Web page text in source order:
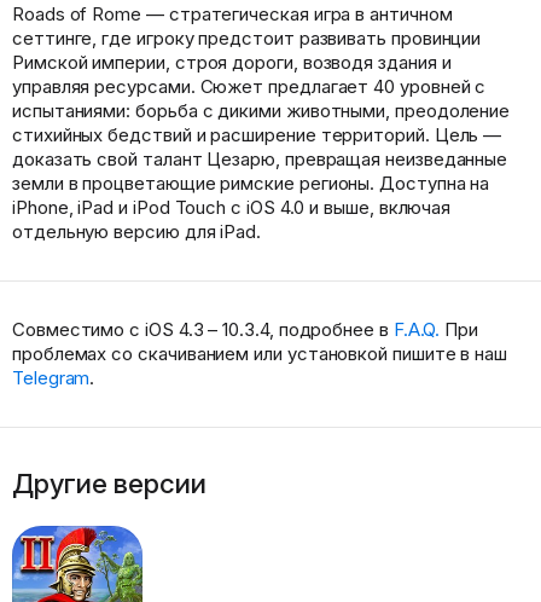
Roads of Rome — стратегическая игра в античном
сеттинге, где игроку предстоит развивать провинции
Римской империи, строя дороги, возводя здания и
управляя ресурсами. Сюжет предлагает 40 уровней с
испытаниями: борьба с дикими животными, преодоление
стихийных бедствий и расширение территорий. Цель —
доказать свой талант Цезарю, превращая неизведанные
земли в процветающие римские регионы. Доступна на
iPhone, iPad и iPod Touch с iOS 4.0 и выше, включая
отдельную версию для iPad.
Совместимо с iOS 4.3 – 10.3.4, подробнее в F.A.Q. При
проблемах со скачиванием или установкой пишите в наш
Telegram.
Другие версии